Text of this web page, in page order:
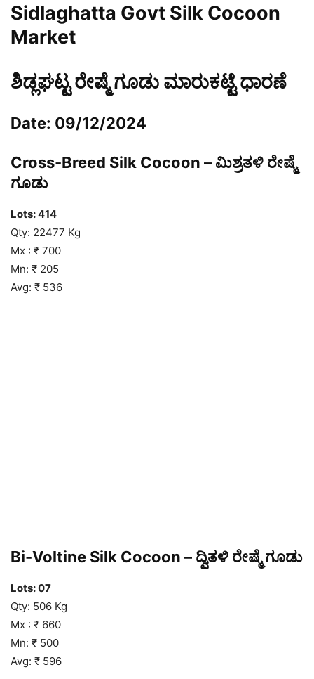
Sidlaghatta Govt Silk Cocoon
Market
ಶಿಡ್ಲಘಟ್ಟ ರೇಷ್ಮೆ ಗೂಡು ಮಾರುಕಟ್ಟೆ ಧಾರಣೆ
Date: 09/12/2024
Cross-Breed Silk Cocoon – ಮಿಶ್ರತಳಿ ರೇಷ್ಮೆ
ಗೂಡು
Lots:414
Qty: 22477 Kg
Mx : ₹ 700
Mn: ₹ 205
Avg: ₹ 536
Bi-Voltine Silk Cocoon – ದ್ವಿತಳಿ ರೇಷ್ಮೆ ಗೂಡು
Lots: 07
Qty: 506 Kg
Mx : ₹ 660
Mn: ₹ 500
Avg: ₹ 596